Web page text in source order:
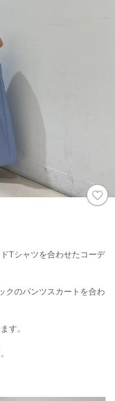
Tシャツを合わせたコーデ
クのパンツスカートを合わ
す。